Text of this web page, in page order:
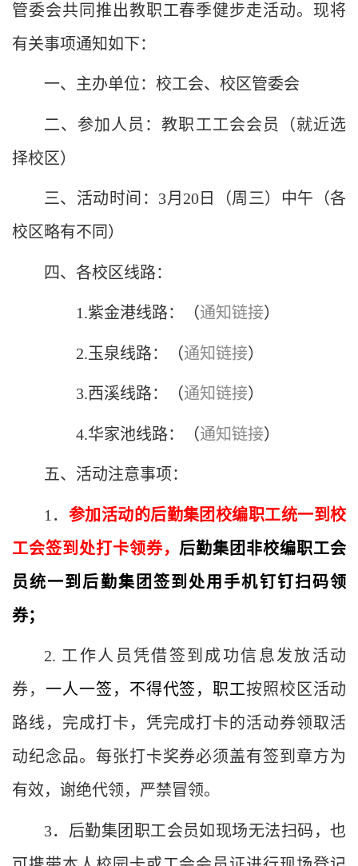
管委会共同推出教职工春季健步走活动。现将
有关事项通知如下：
一、主办单位：校工会、校区管委会
二、参加人员：教职工工会会员（就近选
择校区）
三、活动时间：3月20日（周三）中午（各
校区略有不同）
四、各校区线路：
1.紫金港线路：（通知链接）
2.玉泉线路：（通知链接）
3.西溪线路：（通知链接）
4.华家池线路：（通知链接）
五、活动注意事项：
1 ． 参加活动的后勤集团校编职工统一到校
工会签到处打卡领券， 后勤集团非校编职工会
员统一到后勤集团签到处用手机钉钉扫码领
券；
2. 工作人员凭借签到成功信息发放活动
券， 一人一签，不得代签，职工按照校区活动
路线，完成打卡，凭完成打卡的活动券领取活
动纪念品。每张打卡奖券必须盖有签到章方为
有效，谢绝代领，严禁冒领。
3．后勤集团职工会员如现场无法扫码，也